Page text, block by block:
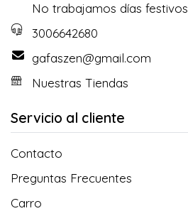
No trabajamos días festivos
3006642680
gafaszen@gmail.com
Nuestras Tiendas
Servicio al cliente
Contacto
Preguntas Frecuentes
Carro